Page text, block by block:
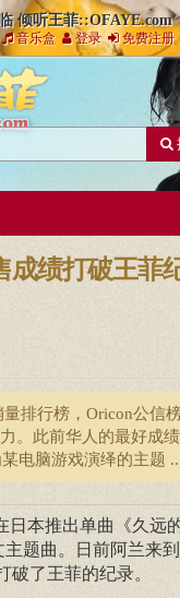
倾听王菲::OFAYE.com
音乐盒 登录 免费注册
成绩打破王菲
排行榜，Oricon公信
。此前华人的最好成
电脑游戏演绎的主题
日本推出单曲《久远
题曲。日前阿兰来
了王菲的纪录。